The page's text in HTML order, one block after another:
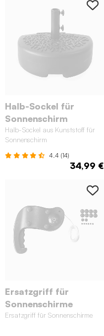
Halb-Sockel für
Sonnenschirm
Halb-Sockel aus Kunststoff für
Sonnenschirm
4.4 (14)
34,99 €
Ersatzgriff für
Sonnenschirme
Ersatzgriff für Sonnenschirme